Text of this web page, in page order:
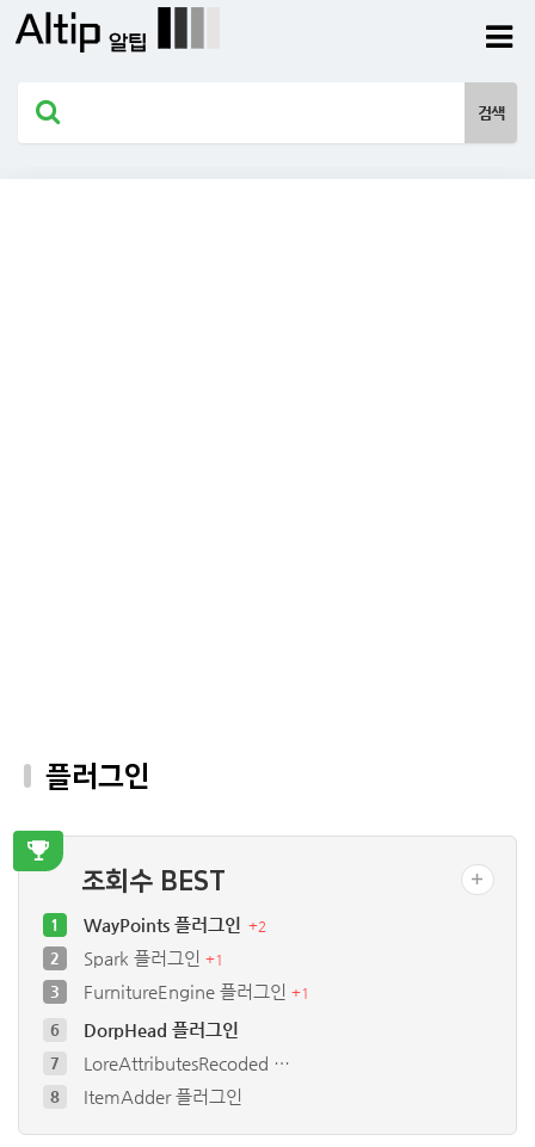
플러그인
조회수 BEST
6 DorpHead 플러그인
7 LoreAttributesRecoded …
8 ItemAdder 플러그인
1 WayPoints 플러그인 +2
2 Spark 플러그인 +1
3 FurnitureEngine 플러그인 +1